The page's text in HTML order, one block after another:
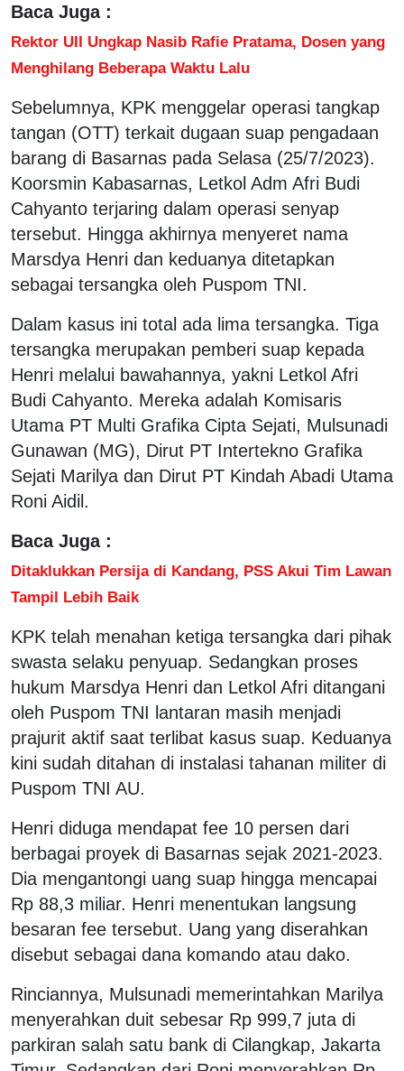
Baca Juga :
Rektor UII Ungkap Nasib Rafie Pratama, Dosen yang
Menghilang Beberapa Waktu Lalu
Sebelumnya, KPK menggelar operasi tangkap
tangan (OTT) terkait dugaan suap pengadaan
barang di Basarnas pada Selasa (25/7/2023).
Koorsmin Kabasarnas, Letkol Adm Afri Budi
Cahyanto terjaring dalam operasi senyap
tersebut. Hingga akhirnya menyeret nama
Marsdya Henri dan keduanya ditetapkan
sebagai tersangka oleh Puspom TNI.
Dalam kasus ini total ada lima tersangka. Tiga
tersangka merupakan pemberi suap kepada
Henri melalui bawahannya, yakni Letkol Afri
Budi Cahyanto. Mereka adalah Komisaris
Utama PT Multi Grafika Cipta Sejati, Mulsunadi
Gunawan (MG), Dirut PT Intertekno Grafika
Sejati Marilya dan Dirut PT Kindah Abadi Utama
Roni Aidil.
Baca Juga :
Ditaklukkan Persija di Kandang, PSS Akui Tim Lawan
Tampil Lebih Baik
KPK telah menahan ketiga tersangka dari pihak
swasta selaku penyuap. Sedangkan proses
hukum Marsdya Henri dan Letkol Afri ditangani
oleh Puspom TNI lantaran masih menjadi
prajurit aktif saat terlibat kasus suap. Keduanya
kini sudah ditahan di instalasi tahanan militer di
Puspom TNI AU.
Henri diduga mendapat fee 10 persen dari
berbagai proyek di Basarnas sejak 2021-2023.
Dia mengantongi uang suap hingga mencapai
Rp 88,3 miliar. Henri menentukan langsung
besaran fee tersebut. Uang yang diserahkan
disebut sebagai dana komando atau dako.
Rinciannya, Mulsunadi memerintahkan Marilya
menyerahkan duit sebesar Rp 999,7 juta di
parkiran salah satu bank di Cilangkap, Jakarta